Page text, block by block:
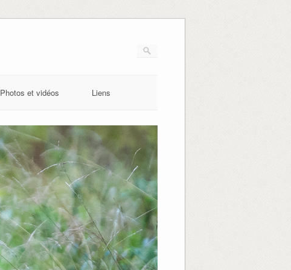
Photos et vidéos Liens